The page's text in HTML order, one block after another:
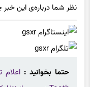
حتما بخوانید :
Tooth دی سی از نتفلیکس | انتشار اولین تصاویر